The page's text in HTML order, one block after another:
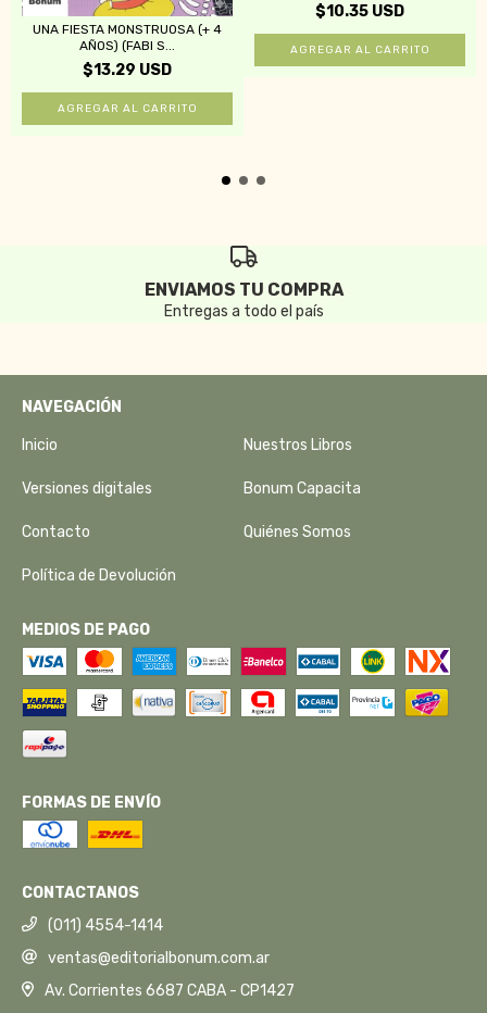
UNA FIESTA MONSTRUOSA (+ 4
AÑOS) (FABI S...
$13.29 USD
$10.35 USD
ENVIAMOS TU COMPRA
Entregas a todo el país
NAVEGACIÓN
Inicio Nuestros Libros
Versiones digitales Bonum Capacita
Contacto Quiénes Somos
Política de Devolución
MEDIOS DE PAGO
FORMAS DE ENVÍO
CONTACTANOS
(011) 4554-1414
ventas@editorialbonum.com.ar
Av. Corrientes 6687 CABA - CP1427